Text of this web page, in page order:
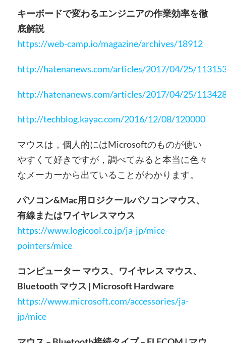
キーボードで変わるエンジニアの作業効率を徹
底解説
https://web-camp.io/magazine/archives/18912
http://hatenanews.com/articles/2017/04/25/
http://hatenanews.com/articles/2017/04/25/
http://techblog.kayac.com/2016/12/08/120000
マウスは，個人的にはMicrosoftのものが使い
やすくて好きですが，調べてみると本当に色々
なメーカーから出ていることがわかります。
パソコン&Mac用ロジクールパソコンマウス、
有線またはワイヤレスマウス
https://www.logicool.co.jp/ja-jp/mice-
pointers/mice
コンピューター マウス、ワイヤレス マウス、
Bluetooth マウス | Microsoft Hardware
https://www.microsoft.com/accessories/ja-
jp/mice